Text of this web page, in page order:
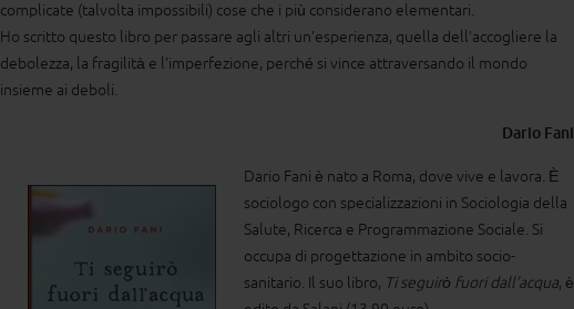
complicate (talvolta impossibili) cose che i più considerano elementari.
Ho scritto questo libro per passare agli altri un’esperienza, quella dell’accogliere la
debolezza, la fragilità e l’imperfezione, perché si vince attraversando il mondo
insieme ai deboli.
Dario Fani
Dario Fani è nato a Roma, dove vive e lavora. È
sociologo con specializzazioni in Sociologia della
Salute, Ricerca e Programmazione Sociale. Si
occupa di progettazione in ambito socio-
sanitario. Il suo libro, Ti seguirò fuori dall’acqua, è